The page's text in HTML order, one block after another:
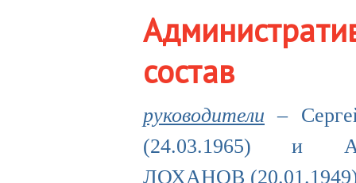
состав
руководители –
(24.03.1965) и
ЛОХАНОВ